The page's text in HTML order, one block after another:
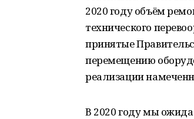
2020 году объём
технического
принятые
перемещению
реализации
В 2020 году мы